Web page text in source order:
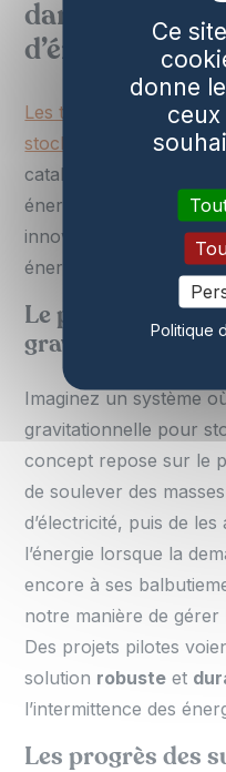
dans le
d’énergie
Les technologies
stockage d’énergiese
catalyseurs essentiels
énergétique réussie.
innovations qui
énergétique actuel ?
Le potentiel du
gravité
Imaginez un système
gravitationnelle pour
concept repose sur le
de soulever des
d’électricité, puis de
l’énergie lorsque la
encore à ses
notre manière de
Des projets pilotes
solution robuste et
l’intermittence des
Les progrès des
Ce
donne
Politique